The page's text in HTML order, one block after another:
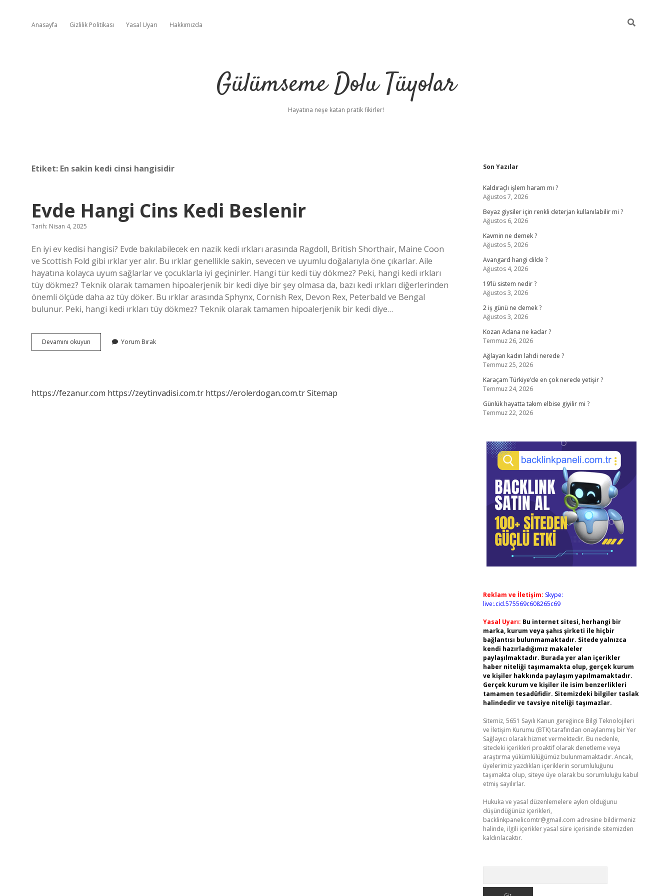
Anasayfa Gizlilik Politikası Yasal Uyarı Hakkımızda
Gülümseme Dolu Tüyolar
Hayatına neşe katan pratik fikirler!
Etiket: En sakin kedi cinsi hangisidir
Evde Hangi Cins Kedi Beslenir
Tarih: Nisan 4, 2025
En iyi ev kedisi hangisi? Evde bakılabilecek en nazik kedi ırkları arasında Ragdoll, British Shorthair, Maine Coon
ve Scottish Fold gibi ırklar yer alır. Bu ırklar genellikle sakin, sevecen ve uyumlu doğalarıyla öne çıkarlar. Aile
hayatına kolayca uyum sağlarlar ve çocuklarla iyi geçinirler. Hangi tür kedi tüy dökmez? Peki, hangi kedi ırkları
tüy dökmez? Teknik olarak tamamen hipoalerjenik bir kedi diye bir şey olmasa da, bazı kedi ırkları diğerlerinden
önemli ölçüde daha az tüy döker. Bu ırklar arasında Sphynx, Cornish Rex, Devon Rex, Peterbald ve Bengal
bulunur. Peki, hangi kedi ırkları tüy dökmez? Teknik olarak tamamen hipoalerjenik bir kedi diye…
Devamını okuyun
Hangi
Yorum Bırak
https://fezanur.com https://zeytinvadisi.com.tr https://erolerdogan.com.trSitemap
Sidebar
Son Yazılar
Kaldıraçlı işlem haram mı ?
Ağustos 7, 2026
Beyaz giysiler için renkli deterjan kullanılabilir mi ?
Ağustos 6, 2026
Kavmin ne demek ?
Ağustos 5, 2026
Avangard hangi dilde ?
Ağustos 4, 2026
19’lü sistem nedir ?
Ağustos 3, 2026
2 iş günü ne demek ?
Ağustos 3, 2026
Kozan Adana ne kadar ?
Temmuz 26, 2026
Ağlayan kadın lahdi nerede ?
Temmuz 25, 2026
Karaçam Türkiye’de en çok nerede yetişir ?
Temmuz 24, 2026
Günlük hayatta takım elbise giyilir mi ?
Temmuz 22, 2026
Reklam ve İletişim: Skype:
live:.cid.575569c608265c69
Yasal Uyarı: Bu internet sitesi, herhangi bir
marka, kurum veya şahıs şirketi ile hiçbir
bağlantısı bulunmamaktadır. Sitede yalnızca
kendi hazırladığımız makaleler
paylaşılmaktadır. Burada yer alan içerikler
haber niteliği taşımamakta olup, gerçek kurum
ve kişiler hakkında paylaşım yapılmamaktadır.
Gerçek kurum ve kişiler ile isim benzerlikleri
tamamen tesadüfidir. Sitemizdeki bilgiler taslak
halindedir ve tavsiye niteliği taşımazlar.
Sitemiz, 5651 Sayılı Kanun gereğince Bilgi Teknolojileri
ve İletişim Kurumu (BTK) tarafından onaylanmış bir Yer
Sağlayıcı olarak hizmet vermektedir. Bu nedenle,
sitedeki içerikleri proaktif olarak denetleme veya
araştırma yükümlülüğümüz bulunmamaktadır. Ancak,
üyelerimiz yazdıkları içeriklerin sorumluluğunu
taşımakta olup, siteye üye olarak bu sorumluluğu kabul
etmiş sayılırlar.
Hukuka ve yasal düzenlemelere aykırı olduğunu
düşündüğünüz içerikleri,
backlinkpanelicomtr@gmail.com adresine bildirmeniz
halinde, ilgili içerikler yasal süre içerisinde sitemizden
kaldırılacaktır.
ilbet yeni giriş